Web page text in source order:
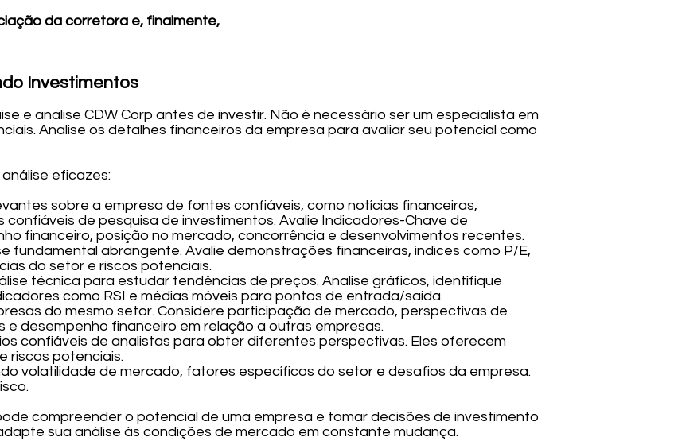
da corretora e, finalmente,
Investimentos
e analise CDW Corp antes de investir. Não é necessário ser um especialista em
Analise os detalhes financeiros da empresa para avaliar seu potencial como
eficazes:
sobre a empresa de fontes confiáveis, como notícias financeiras,
de pesquisa de investimentos. Avalie Indicadores-Chave de
financeiro, posição no mercado, concorrência e desenvolvimentos recentes.
fundamental abrangente. Avalie demonstrações financeiras, índices como P/E,
do setor e riscos potenciais.
técnica para estudar tendências de preços. Analise gráficos, identifique
como RSI e médias móveis para pontos de entrada/saída.
do mesmo setor. Considere participação de mercado, perspectivas de
desempenho financeiro em relação a outras empresas.
confiáveis de analistas para obter diferentes perspectivas. Eles oferecem
riscos potenciais.
volatilidade de mercado, fatores específicos do setor e desafios da empresa.
compreender o potencial de uma empresa e tomar decisões de investimento
sua análise às condições de mercado em constante mudança.